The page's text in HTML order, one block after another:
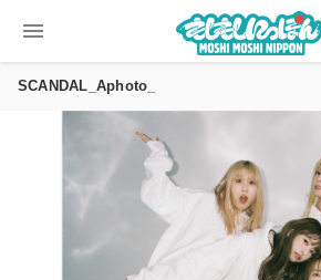
menu
SCANDAL_Aphoto_